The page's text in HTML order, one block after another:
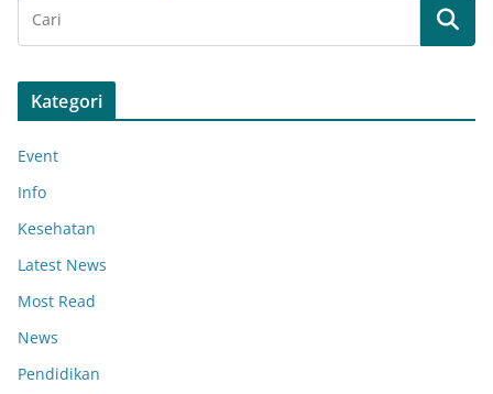
Kategori
Event
Info
Kesehatan
Latest News
Most Read
News
Pendidikan